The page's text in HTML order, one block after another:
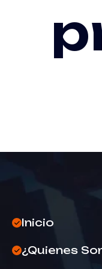
Inicio
¿Quienes